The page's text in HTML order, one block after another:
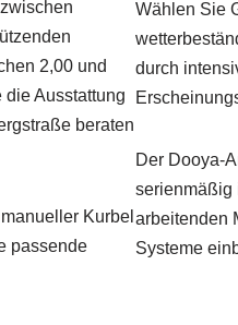
2,00 und
Ausstattung
beraten
Kurbel
passende
Wählen Sie
durch
Der Dooya-
serienmäßig
arbeitenden
Systeme